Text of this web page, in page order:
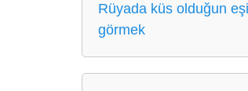
Rüyada küs olduğun
görmek